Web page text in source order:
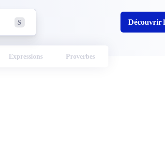
S Découvrir
Expressions Proverbes